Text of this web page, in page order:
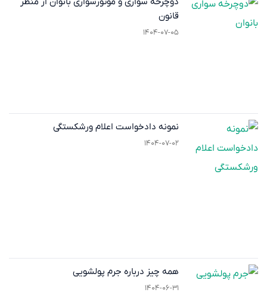
قانون
۱۴۰۴-۰۷-۰۵
نمونه دادخواست اعلام ورشکستگی
۱۴۰۴-۰۷-۰۲
همه چیز درباره جرم پولشویی
۱۴۰۴-۰۶-۳۱